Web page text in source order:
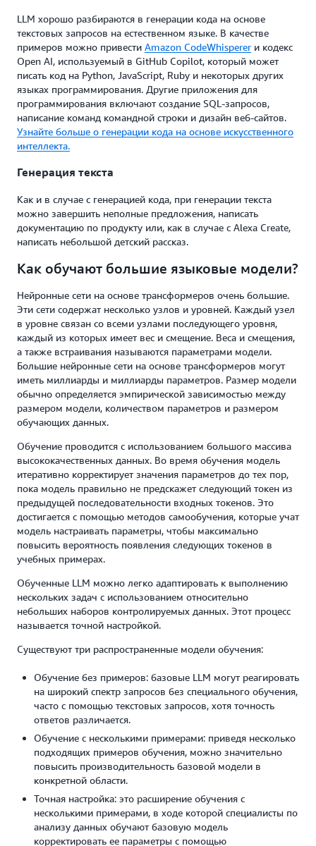
LLM хорошо разбираются в генерации кода на основе
текстовых запросов на естественном языке. В качестве
примеров можно привести Amazon CodeWhisperer и кодекс
Open AI, используемый в GitHub Copilot, который может
писать код на Python, JavaScript, Ruby и некоторых других
языках программирования. Другие приложения для
программирования включают создание SQL-запросов,
написание команд командной строки и дизайн веб-сайтов.
Узнайте больше о генерации кода на основе искусственного
интеллекта.
Генерация текста
Как и в случае с генерацией кода, при генерации текста
можно завершить неполные предложения, написать
документацию по продукту или, как в случае с Alexa Create,
написать небольшой детский рассказ.
Как обучают большие языковые модели?
Нейронные сети на основе трансформеров очень большие.
Эти сети содержат несколько узлов и уровней. Каждый узел
в уровне связан со всеми узлами последующего уровня,
каждый из которых имеет вес и смещение. Веса и смещения,
а также встраивания называются параметрами модели.
Большие нейронные сети на основе трансформеров могут
иметь миллиарды и миллиарды параметров. Размер модели
обычно определяется эмпирической зависимостью между
размером модели, количеством параметров и размером
обучающих данных.
Обучение проводится с использованием большого массива
высококачественных данных. Во время обучения модель
итеративно корректирует значения параметров до тех пор,
пока модель правильно не предскажет следующий токен из
предыдущей последовательности входных токенов. Это
достигается с помощью методов самообучения, которые учат
модель настраивать параметры, чтобы максимально
повысить вероятность появления следующих токенов в
учебных примерах.
Обученные LLM можно легко адаптировать к выполнению
нескольких задач с использованием относительно
небольших наборов контролируемых данных. Этот процесс
называется точной настройкой.
Существуют три распространенные модели обучения:
Обучение без примеров: базовые LLM могут реагировать
на широкий спектр запросов без специального обучения,
часто с помощью текстовых запросов, хотя точность
ответов различается.
Обучение с несколькими примерами: приведя несколько
подходящих примеров обучения, можно значительно
повысить производительность базовой модели в
конкретной области.
Точная настройка: это расширение обучения с
несколькими примерами, в ходе которой специалисты по
анализу данных обучают базовую модель
корректировать ее параметры с помощью